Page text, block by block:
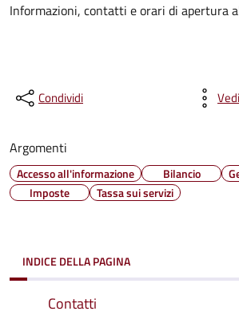
Informazioni, contatti e orari di apertura
Condividi
Argomenti
Accesso all'informazione Bilancio
Imposte
Tassa sui servizi
INDICE DELLA PAGINA
Contatti